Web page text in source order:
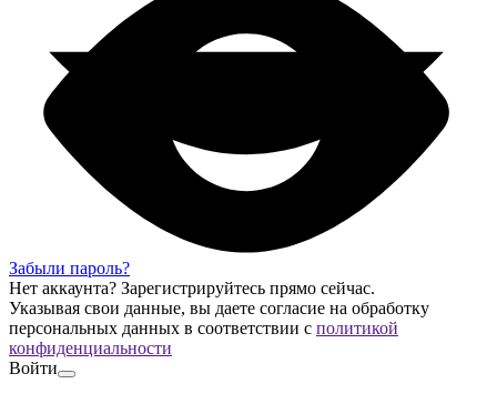
Забыли пароль?
Нет аккаунта? Зарегистрируйтесь прямо сейчас.
Указывая свои данные, вы даете согласие на обработку
персональных данных в соответствии с политикой
конфиденциальности
Войти